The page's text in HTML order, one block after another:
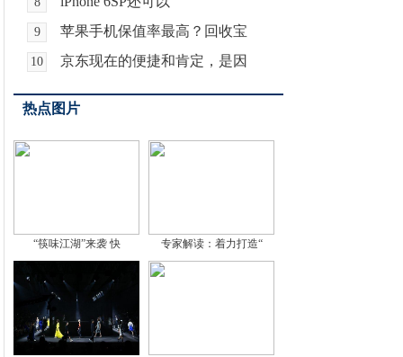
9 苹果手机保值率最高？回收宝
10 京东现在的便捷和肯定，是因
热点图片
“筷味江湖”来袭 快 专家解读：着力打造“